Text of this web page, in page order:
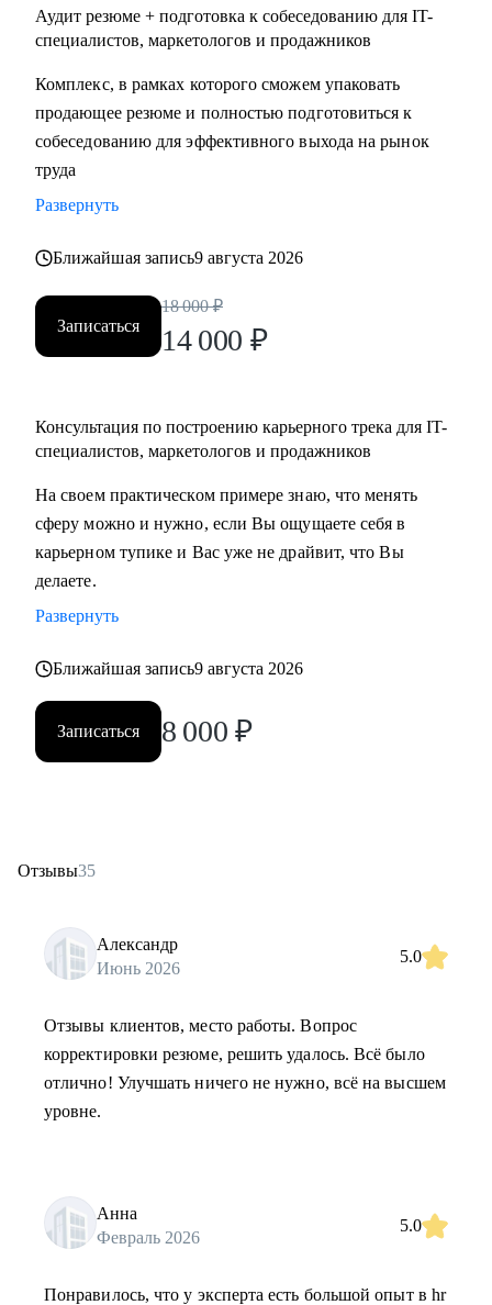
Аудит резюме + подготовка к собеседованию для IT-
специалистов, маркетологов и продажников
Комплекс, в рамках которого сможем упаковать
продающее резюме и полностью подготовиться к
собеседованию для эффективного выхода на рынок
труда
Развернуть
Ближайшая запись9 августа 2026
Записаться
18 000 ₽
14 000 ₽
Консультация по построению карьерного трека для IT-
специалистов, маркетологов и продажников
На своем практическом примере знаю, что менять
сферу можно и нужно, если Вы ощущаете себя в
карьерном тупике и Вас уже не драйвит, что Вы
делаете.
Развернуть
Ближайшая запись9 августа 2026
Записаться 8 000 ₽
Отзывы35
Александр
Июнь 2026
5.0
Отзывы клиентов, место работы. Вопрос
корректировки резюме, решить удалось. Всё было
отлично! Улучшать ничего не нужно, всё на высшем
уровне.
Анна
Февраль 2026
5.0
Понравилось, что у эксперта есть большой опыт в hr